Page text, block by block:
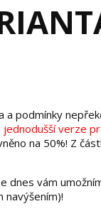
a podmínky
jednodušší verze
na 50%! Z
dnes vám
navýšením)!